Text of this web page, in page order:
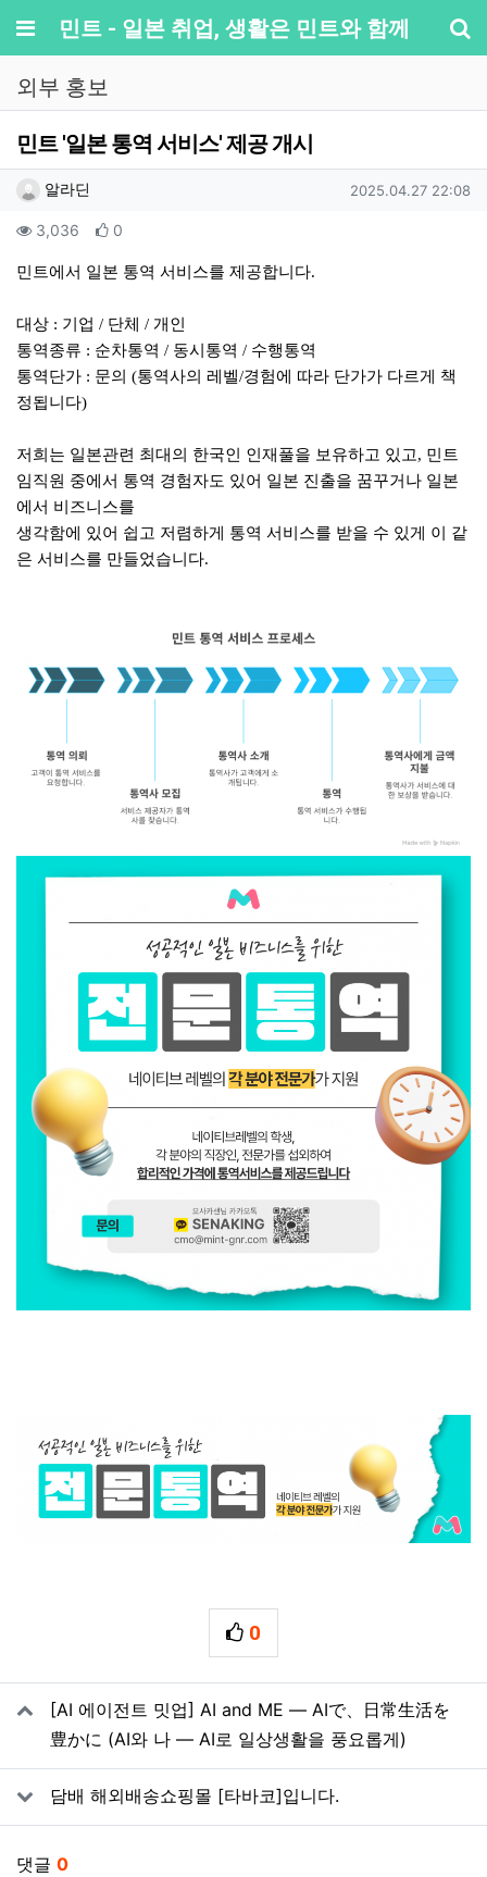
메뉴민트 - 일본 취업, 생활은 민트와 함께
외부 홍보
민트 '일본 통역 서비스' 제공 개시
작성자 정보
알라딘 작성일
2025.04.27 22:08
컨텐츠 정보
3,036 조회 0
본문
민트에서 일본 통역 서비스를 제공합니다.
대상 : 기업 / 단체 / 개인
통역종류 : 순차통역 / 동시통역 / 수행통역
통역단가 : 문의 (통역사의 레벨/경험에 따라 단가가 다르게 책
정됩니다)
저희는 일본관련 최대의 한국인 인재풀을 보유하고 있고, 민트
임직원 중에서 통역 경험자도 있어 일본 진출을 꿈꾸거나 일본
에서 비즈니스를
생각함에 있어 쉽고 저렴하게 통역 서비스를 받을 수 있게 이 같
은 서비스를 만들었습니다.
0
추천
관련자료[AI 에이전트 밋업] AI and ME ― AIで、日常生活を
豊かに (AI와 나 ― AI로 일상생활을 풍요롭게)
담배 해외배송쇼핑몰 [타바코]입니다.
댓글 0